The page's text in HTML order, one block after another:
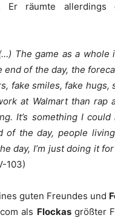
Er räumte
The game as a
of the day, the
fake smiles, fake
at Walmart than rap
It’s something I
the day, people
day, I’m just doing it
103)
guten Freundes und
als Flockasgrößter